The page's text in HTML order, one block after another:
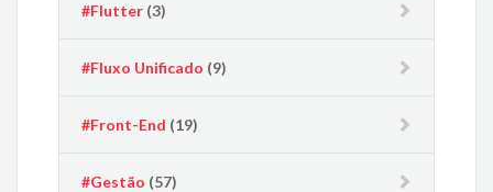
#Flutter (3)
#Fluxo Unificado (9)
#Front-End (19)
#Gestão (57)